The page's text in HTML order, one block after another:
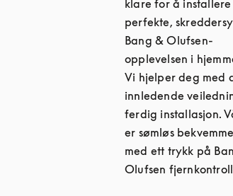
klare for å installere
perfekte,
Bang & Olufsen-
opplevelsen i
Vi hjelper deg med
innledende
ferdig installasjon.
er sømløs
med ett trykk på
Olufsen